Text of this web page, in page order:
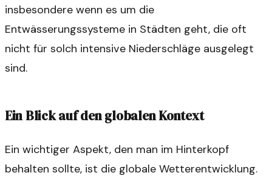
insbesondere wenn es um die
Entwässerungssysteme in Städten geht, die oft
nicht für solch intensive Niederschläge ausgelegt
sind.
Ein Blick auf den globalen Kontext
Ein wichtiger Aspekt, den man im Hinterkopf
behalten sollte, ist die globale Wetterentwicklung.